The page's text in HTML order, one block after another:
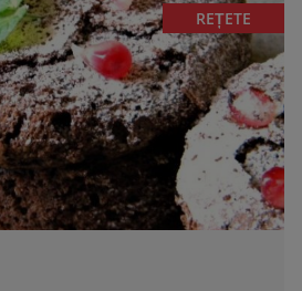
REȚETE